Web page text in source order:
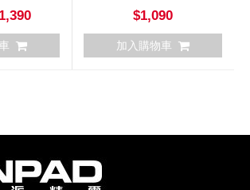
$1,090
加入購物車